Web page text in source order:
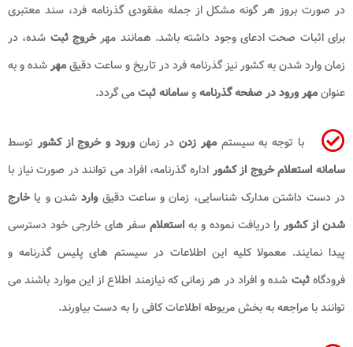
در صورت بروز هر گونه مشکل از جمله مفقودی گذرنامه فرد، سند معتبری
برای اثبات صحت ادعای وجود داشته باشد. همانند مهرخروج ثبت شده، در
زمان وارد شدن به کشور نیز گذرنامه فرد در تاریخ و ساعت دقیقمهرشده و به
عنوانمهر ورود در صفحه گذرنامهوسامانه ثبتمی گردد.
با توجه به سیستممهر زدندر زمانورود و خروج از کشورتوسط
سامانه استعلام خروج از کشوراداره گذرنامه، افراد می توانند در صورت نیاز با
در دست داشتن مدارک شناسایی، زمان و ساعت دقیق واردشدن و یاخارج
شدن از کشوررا دریافت نموده و به استعلامسفر های خارجی خود دسترسی
پیدا نمایند. معمولا کلیه این اطلاعات در سیستم های پلیس گذرنامه و
فرودگاهثبت شده و افراد در هر زمانی که نیازمند اطلاع از این موارد باشند می
توانند با مراجعه به بخش مربوطه اطلاعات کافی را به دست بیاورند.